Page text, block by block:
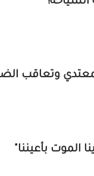
وتعاقب
الموت بأعيننا"